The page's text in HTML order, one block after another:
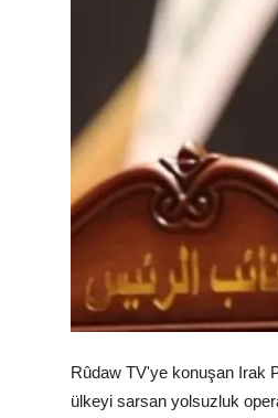
Rûdaw TV'ye konuşan Irak
ülkeyi sarsan yolsuzluk